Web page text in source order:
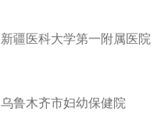
新疆医科大学第一附属医院
乌鲁木齐市妇幼保健院